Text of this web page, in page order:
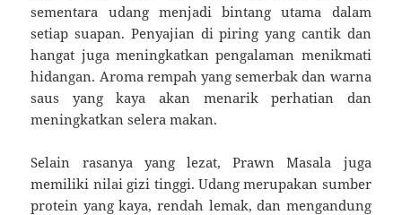
sementara udang menjadi bintang utama dalam
setiap suapan. Penyajian di piring yang cantik dan
hangat juga meningkatkan pengalaman menikmati
hidangan. Aroma rempah yang semerbak dan warna
saus yang kaya akan menarik perhatian dan
meningkatkan selera makan.
Selain rasanya yang lezat, Prawn Masala juga
memiliki nilai gizi tinggi. Udang merupakan sumber
protein yang kaya, rendah lemak, dan mengandung